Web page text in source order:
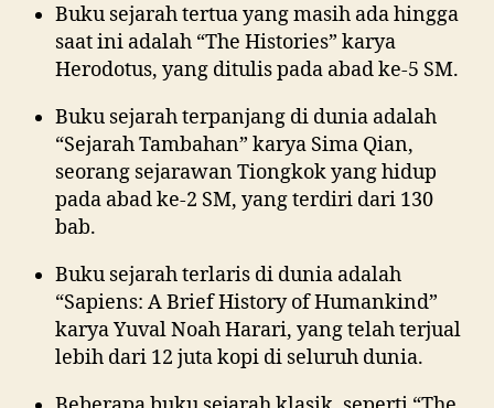
Buku sejarah tertua yang masih ada hingga
saat ini adalah “The Histories” karya
Herodotus, yang ditulis pada abad ke-5 SM.
Buku sejarah terpanjang di dunia adalah
“Sejarah Tambahan” karya Sima Qian,
seorang sejarawan Tiongkok yang hidup
pada abad ke-2 SM, yang terdiri dari 130
bab.
Buku sejarah terlaris di dunia adalah
“Sapiens: A Brief History of Humankind”
karya Yuval Noah Harari, yang telah terjual
lebih dari 12 juta kopi di seluruh dunia.